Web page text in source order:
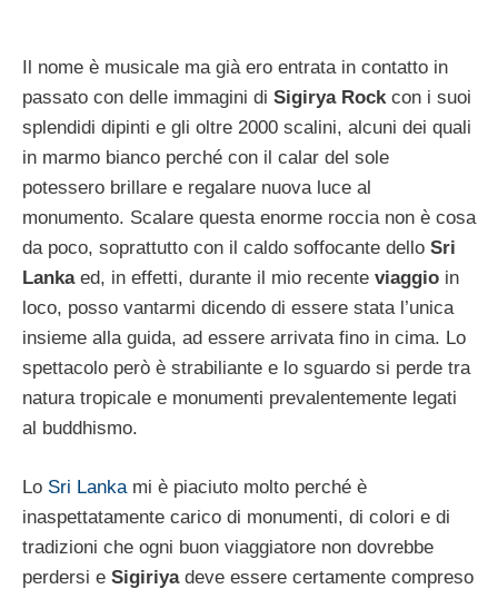
Il nome è musicale ma già ero entrata in contatto in
passato con delle immagini di Sigirya Rockcon i suoi
splendidi dipinti e gli oltre 2000 scalini, alcuni dei quali
in marmo bianco perché con il calar del sole
potessero brillare e regalare nuova luce al
monumento. Scalare questa enorme roccia non è cosa
da poco, soprattutto con il caldo soffocante dello Sri
Lankaed, in effetti, durante il mio recente viaggio in
loco, posso vantarmi dicendo di essere stata l’unica
insieme alla guida, ad essere arrivata fino in cima. Lo
spettacolo però è strabiliante e lo sguardo si perde tra
natura tropicale e monumenti prevalentemente legati
al buddhismo.
Lo Sri Lanka mi è piaciuto molto perché è
inaspettatamente carico di monumenti, di colori e di
tradizioni che ogni buon viaggiatore non dovrebbe
perdersi e Sigiriyadeve essere certamente compreso